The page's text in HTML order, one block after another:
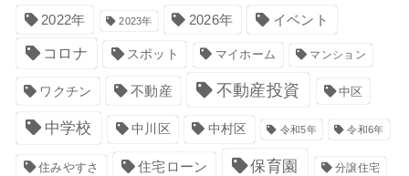
2022年 2023年 2026年 イベント
コロナ スポット マイホーム マンション
ワクチン 不動産 不動産投資 中区
中学校 中川区 中村区 令和5年 令和6年
住みやすさ 住宅ローン 保育園 分譲住宅